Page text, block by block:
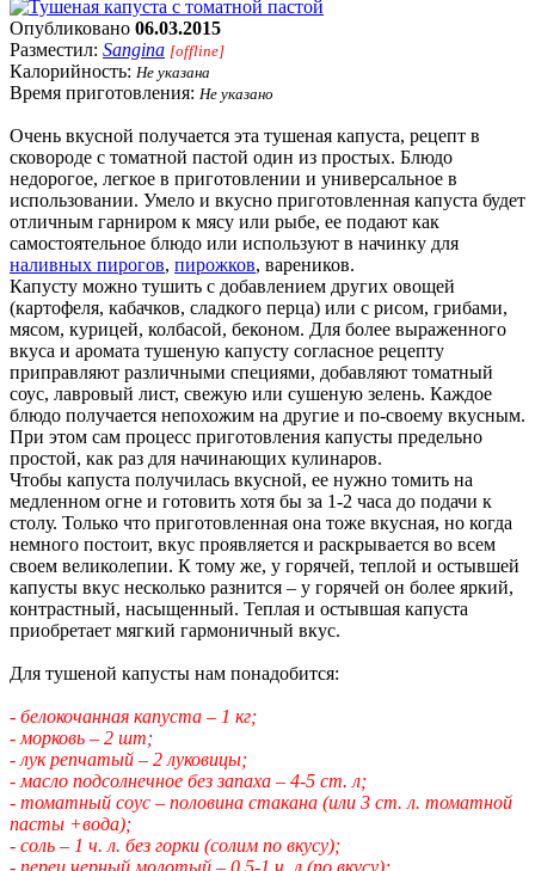
Опубликовано 06.03.2015
Разместил: Sangina [offline]
Калорийность: Не указана
Время приготовления: Не указано
Очень вкусной получается эта тушеная капуста, рецепт в
сковороде с томатной пастой один из простых. Блюдо
недорогое, легкое в приготовлении и универсальное в
использовании. Умело и вкусно приготовленная капуста будет
отличным гарниром к мясу или рыбе, ее подают как
самостоятельное блюдо или используют в начинку для
наливных пирогов, пирожков, вареников.
Капусту можно тушить с добавлением других овощей
(картофеля, кабачков, сладкого перца) или с рисом, грибами,
мясом, курицей, колбасой, беконом. Для более выраженного
вкуса и аромата тушеную капусту согласное рецепту
приправляют различными специями, добавляют томатный
соус, лавровый лист, свежую или сушеную зелень. Каждое
блюдо получается непохожим на другие и по-своему вкусным.
При этом сам процесс приготовления капусты предельно
простой, как раз для начинающих кулинаров.
Чтобы капуста получилась вкусной, ее нужно томить на
медленном огне и готовить хотя бы за 1-2 часа до подачи к
столу. Только что приготовленная она тоже вкусная, но когда
немного постоит, вкус проявляется и раскрывается во всем
своем великолепии. К тому же, у горячей, теплой и остывшей
капусты вкус несколько разнится – у горячей он более яркий,
контрастный, насыщенный. Теплая и остывшая капуста
приобретает мягкий гармоничный вкус.
Для тушеной капусты нам понадобится:
- белокочанная капуста – 1 кг;
- морковь – 2 шт;
- лук репчатый – 2 луковицы;
- масло подсолнечное без запаха – 4-5 ст. л;
- томатный соус – половина стакана (или 3 ст. л. томатной
пасты +вода);
- соль – 1 ч. л. без горки (солим по вкусу);
- перец черный молотый – 0,5-1 ч. л (по вкусу);